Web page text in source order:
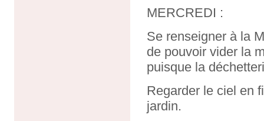
MERCREDI :
Se renseigner à la
de pouvoir vider la
puisque la
Regarder le ciel en
jardin.